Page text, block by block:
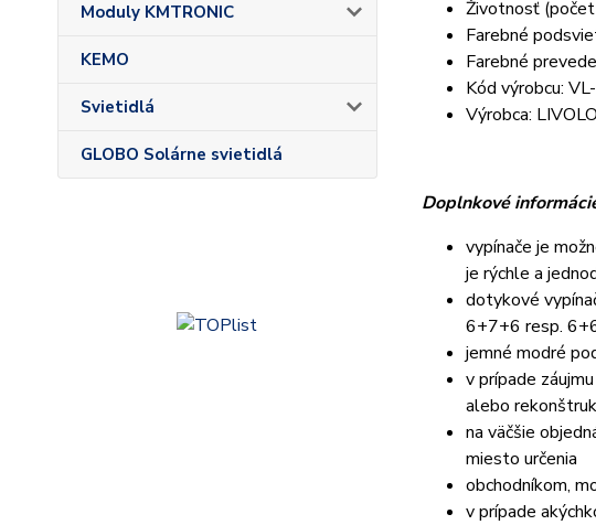
Moduly KMTRONIC
KEMO
Svietidlá
GLOBO Solárne svietidlá
Životnosť
Farebné
Farebné
Kód výrobcu:
Výrobca:
Doplnkové
vypínače je
je rýchle a
dotykové
6+7+6 resp.
jemné modré
v prípade
alebo
na väčšie
miesto určenia
obchodníkom,
v prípade